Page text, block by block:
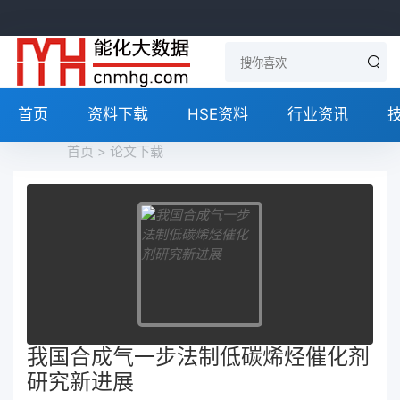
首页 资料下载 HSE资料 行业资讯
首页 > 论文下载
我国合成气一步法制低碳烯烃催化剂
研究新进展